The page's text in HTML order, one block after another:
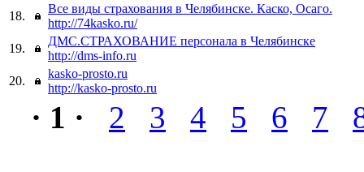
18.
Все виды страхования в Челябинске. Каско, Осаго.
http://74kasko.ru/
19.
ДМС.СТРАХОВАНИЕ персонала в Челябинске
http://dms-info.ru
20.
kasko-prosto.ru
http://kasko-prosto.ru
· 1 · 2 3 4 5 6 7